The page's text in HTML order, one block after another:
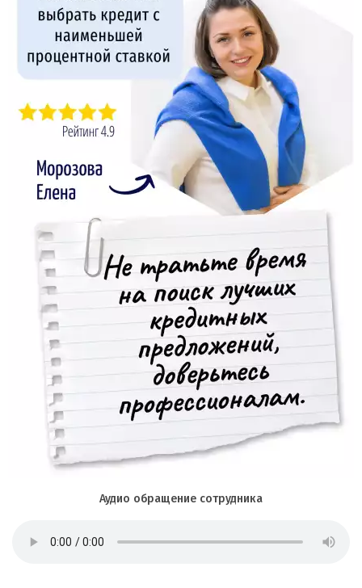
Аудио обращение сотрудника